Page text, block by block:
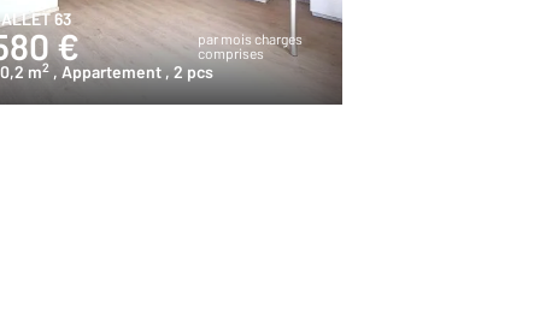
63
€
par mois charges
comprises
m2 , Appartement , 2 pcs